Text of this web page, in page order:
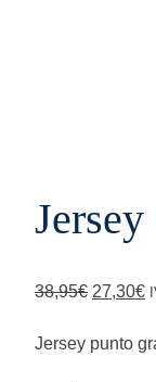
38,95€ El
27,30€
Jersey punto